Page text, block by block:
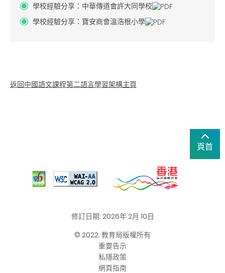
學校經驗分享：中華傳道會許大同學校
學校經驗分享：寶安商會溫浩根小學
返回中國語文課程第二語言學習架構主頁
頁首
修訂日期: 2026年 2月 10日
© 2022. 教育局版權所有
重要告示
私隱政策
網頁指南